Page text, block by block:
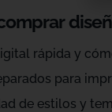
rápida y
para
de estilos y